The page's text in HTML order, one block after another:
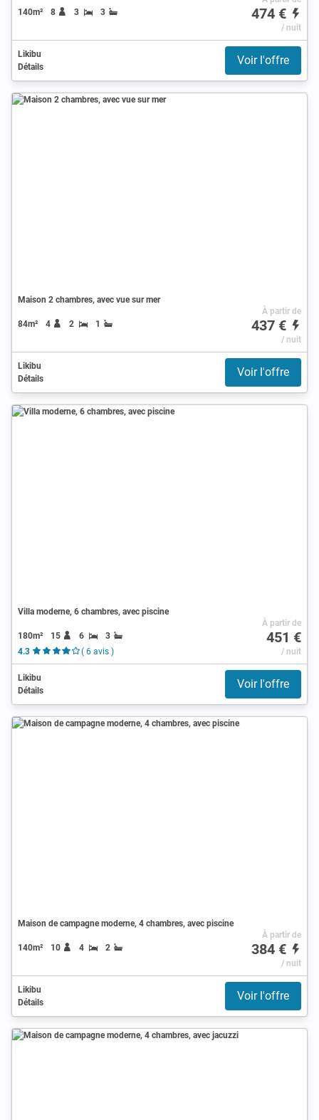
140m² 8 3 3 474 €
/ nuit
Likibu
Détails
Voir l'offre
Maison 2 chambres, avec vue sur mer
84m² 4 2 1
À partir de
437 €
/ nuit
Likibu
Détails
Voir l'offre
Villa moderne, 6 chambres, avec piscine
180m² 15 6
3
4.3
( 6 avis )
À partir de
451 €
/ nuit
Likibu
Détails
Voir l'offre
Maison de campagne moderne, 4 chambres, avec piscine
140m² 10 4 2
À partir de
384 €
/ nuit
Likibu
Détails
Voir l'offre